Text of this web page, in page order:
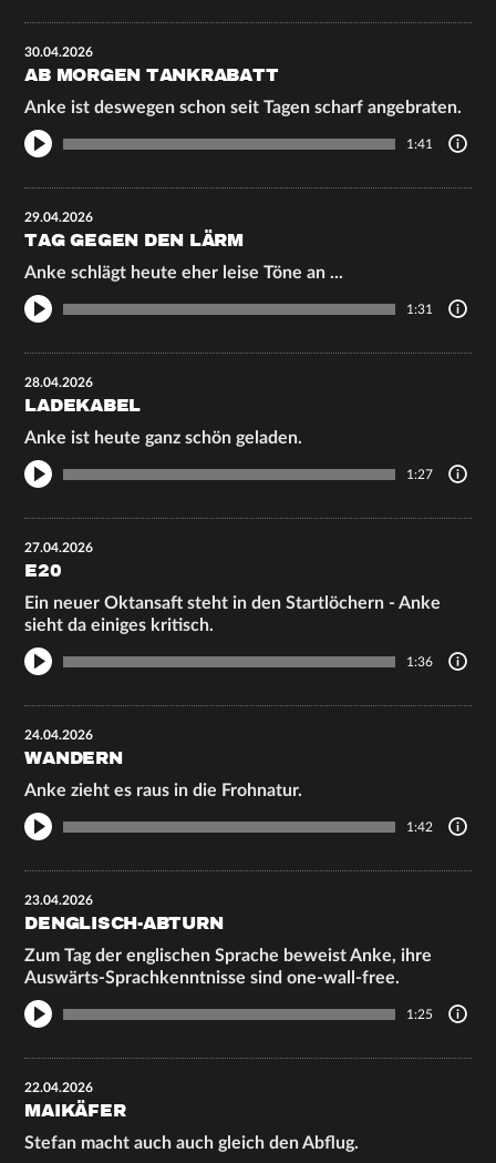
30.04.2026
AB MORGEN TANKRABATT
Anke ist deswegen schon seit Tagen scharf angebraten.
1:41
29.04.2026
TAG GEGEN DEN LÄRM
Anke schlägt heute eher leise Töne an ...
1:31
28.04.2026
LADEKABEL
Anke ist heute ganz schön geladen.
1:27
27.04.2026
E20
Ein neuer Oktansaft steht in den Startlöchern - Anke
sieht da einiges kritisch.
1:36
24.04.2026
WANDERN
Anke zieht es raus in die Frohnatur.
1:42
23.04.2026
DENGLISCH-ABTURN
Zum Tag der englischen Sprache beweist Anke, ihre
Auswärts-Sprachkenntnisse sind one-wall-free.
1:25
22.04.2026
MAIKÄFER
Stefan macht auch auch gleich den Abflug.